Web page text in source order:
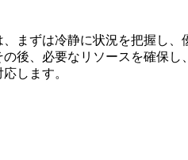
まずは冷静に状況を把握し、
後、必要なリソースを確保し
します。